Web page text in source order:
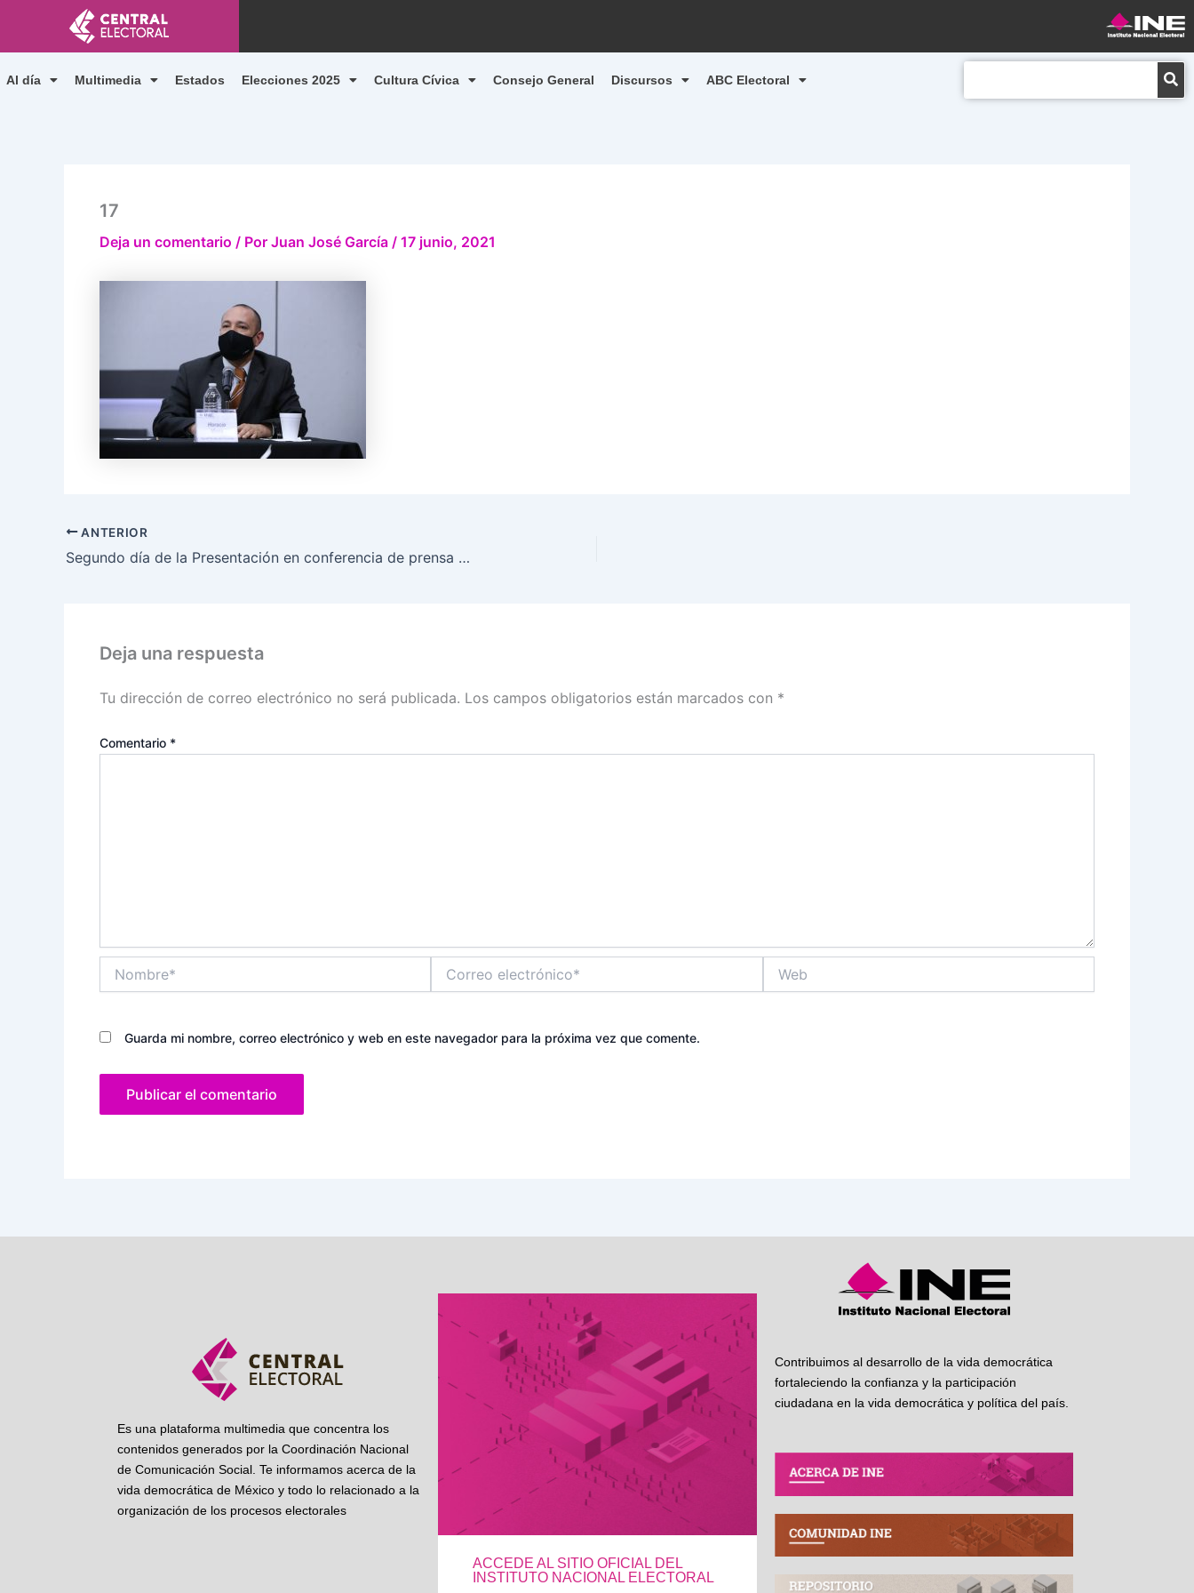
contenido
Al día Multimedia Estados Elecciones 2025 Cultura Cívica Consejo General Discursos ABC Electoral
17
Deja un comentario / Por Juan José García / 17 junio, 2021
ANTERIOR
Segundo día de la Presentación en conferencia de prensa de las conclusiones preliminares de las organizaciones nacionales de observación electoral
Deja una respuesta
Tu dirección de correo electrónico no será publicada. Los campos obligatorios están marcados con *
Comentario *
electrónico*
Guarda mi nombre, correo electrónico y web en este navegador para la próxima vez que comente.
Es una plataforma multimedia que concentra los
contenidos generados por la Coordinación Nacional
de Comunicación Social. Te informamos acerca de la
vida democrática de México y todo lo relacionado a la
organización de los procesos electorales
ACCEDE AL SITIO OFICIAL DEL
INSTITUTO NACIONAL ELECTORAL
Contribuimos al desarrollo de la vida democrática
fortaleciendo la confianza y la participación
ciudadana en la vida democrática y política del país.